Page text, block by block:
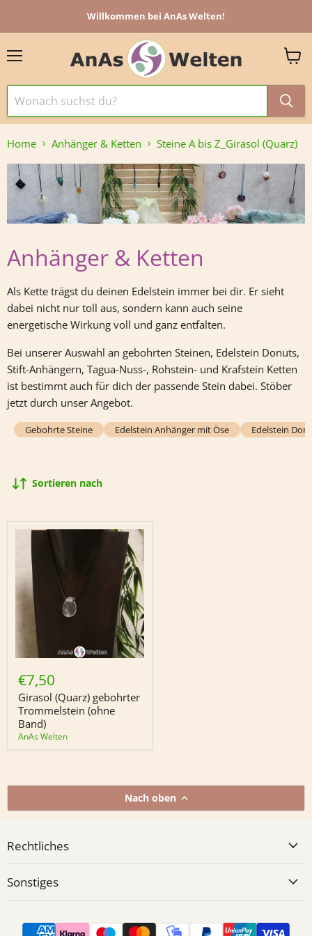
Willkommen bei AnAs Welten!
Home Anhänger & Ketten Steine A bis Z_Girasol (Quarz)
Anhänger & Ketten
Als Kette trägst du deinen Edelstein immer bei dir. Er sieht
dabei nicht nur toll aus, sondern kann auch seine
energetische Wirkung voll und ganz entfalten.
Bei unserer Auswahl an gebohrten Steinen, Edelstein Donuts,
Stift-Anhängern, Tagua-Nuss-, Rohstein- und Krafstein Ketten
ist bestimmt auch für dich der passende Stein dabei. Stöber
jetzt durch unser Angebot.
Gebohrte Steine Edelstein Anhänger mit Öse Edelstein
Sortieren nach
Girasol
(Quarz)
gebohrter
Trommelstein
(ohne
Band)
€7,50
Girasol (Quarz) gebohrter
Trommelstein (ohne
Band)
AnAs Welten
Nach oben
Rechtliches
Sonstiges